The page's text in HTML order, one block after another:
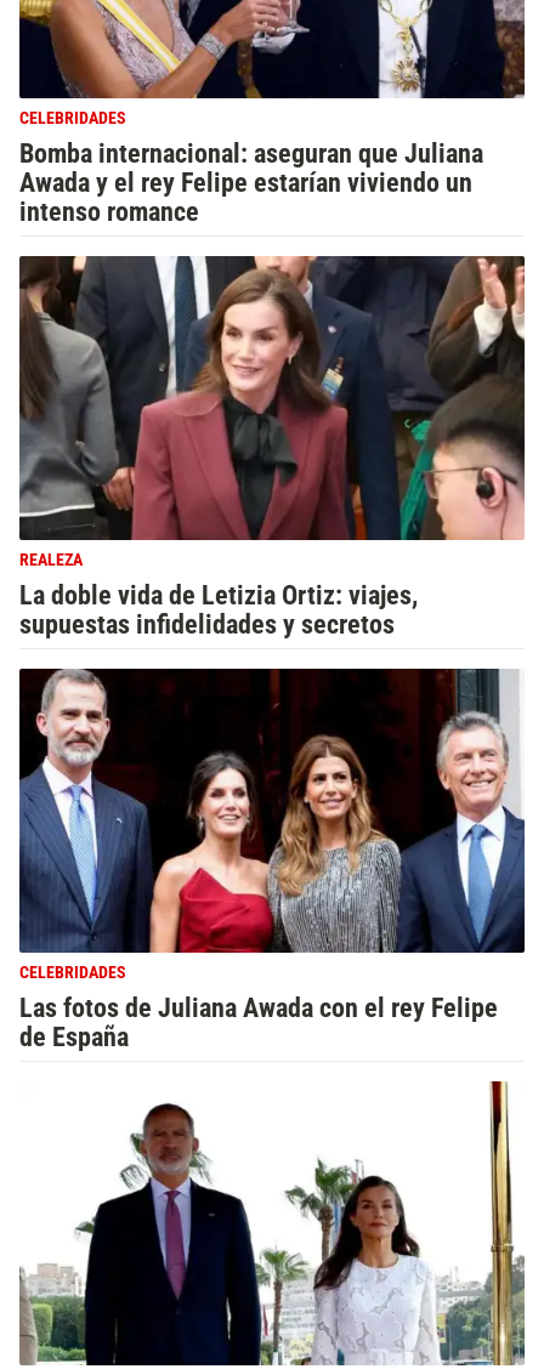
CELEBRIDADES
Bomba internacional: aseguran que Juliana
Awada y el rey Felipe estarían viviendo un
intenso romance
REALEZA
La doble vida de Letizia Ortiz: viajes,
supuestas infidelidades y secretos
CELEBRIDADES
Las fotos de Juliana Awada con el rey Felipe
de España